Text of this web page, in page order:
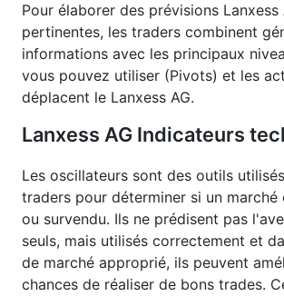
Pour élaborer des prévisions Lanxess
pertinentes, les traders combinent
informations avec les principaux
vous pouvez utiliser (Pivots) et les
déplacent le Lanxess AG.
Lanxess AG Indicateurs
Les oscillateurs sont des outils
traders pour déterminer si un marché
ou survendu. Ils ne prédisent pas
seuls, mais utilisés correctement et
de marché approprié, ils peuvent
chances de réaliser de bons trades.